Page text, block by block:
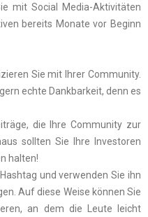
mit Social Media-Aktivitäten
bereits Monate vor Beginn
Sie mit Ihrer Community.
echte Dankbarkeit, denn es
die Ihre Community zur
sollten Sie Ihre Investoren
halten!
und verwenden Sie ihn
Auf diese Weise können Sie
an dem die Leute leicht